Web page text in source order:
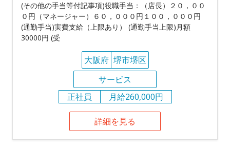
(その他の手当等付記事項)役職手当：（店長）２０，００
０円（マネージャー）６０，０００円１００，０００円
(通勤手当)実費支給（上限あり） (通勤手当上限)月額
30000円 (受
大阪府 堺市堺区
サービス
正社員
月給260,000円
詳細を見る